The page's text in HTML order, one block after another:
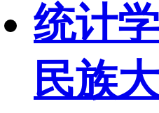
统计
民族